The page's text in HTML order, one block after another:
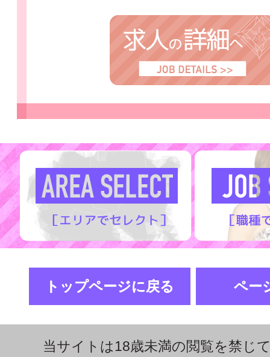
トップページに戻る ペー
当サイトは18歳未満の閲覧を禁じ